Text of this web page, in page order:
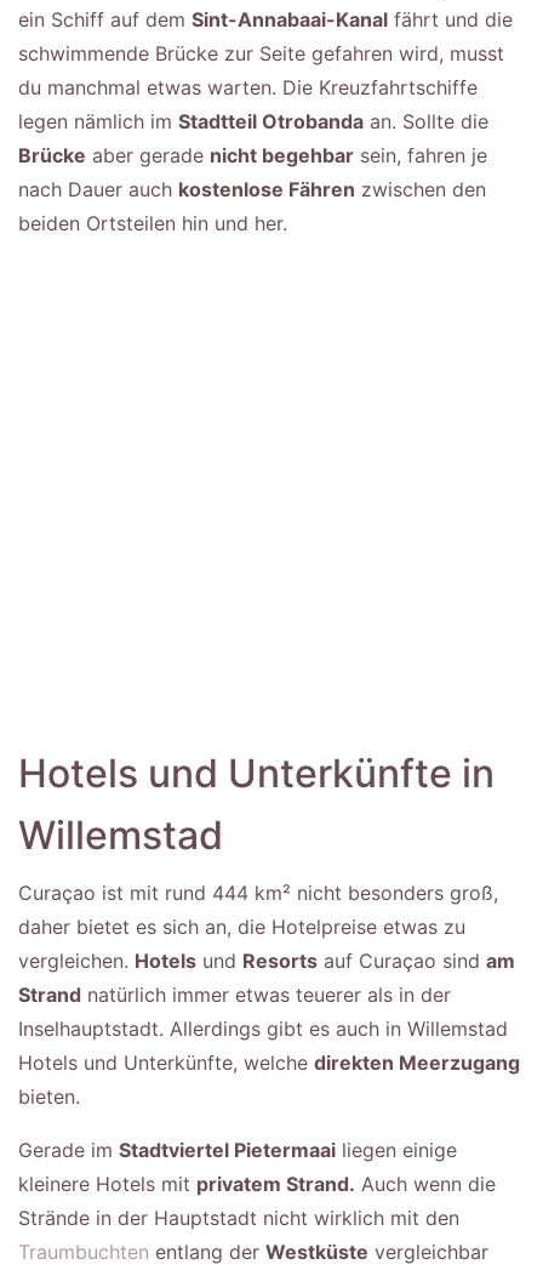
ein Schiff auf dem Sint-Annabaai-Kanal fährt und die
schwimmende Brücke zur Seite gefahren wird, musst
du manchmal etwas warten. Die Kreuzfahrtschiffe
legen nämlich im Stadtteil Otrobanda an. Sollte die
Brücke aber gerade nicht begehbar sein, fahren je
nach Dauer auch kostenlose Fähren zwischen den
beiden Ortsteilen hin und her.
Hotels und Unterkünfte in
Willemstad
Curaçao ist mit rund 444 km² nicht besonders groß,
daher bietet es sich an, die Hotelpreise etwas zu
vergleichen. Hotels und Resorts auf Curaçao sind am
Strand natürlich immer etwas teuerer als in der
Inselhauptstadt. Allerdings gibt es auch in Willemstad
Hotels und Unterkünfte, welche direkten Meerzugang
bieten.
Gerade im Stadtviertel Pietermaai liegen einige
kleinere Hotels mit privatem Strand. Auch wenn die
Strände in der Hauptstadt nicht wirklich mit den
Traumbuchten entlang der Westküste vergleichbar